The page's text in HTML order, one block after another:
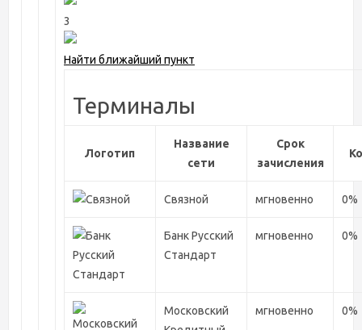
3
Найти ближайший пункт
Терминалы
Логотип
Название
сети
Срок
зачисления
Связной мгновенно 0%
Банк Русский
Стандарт
мгновенно 0%
Московский
мгновенно 0%